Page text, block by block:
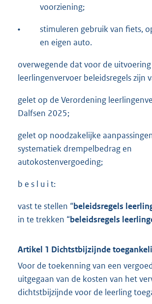
voorziening;
•
stimuleren gebruik van fiets,
en eigen auto.
overwegende dat voor de
leerlingenvervoer beleidsregels zijn
gelet op de Verordening
Dalfsen 2025;
gelet op noodzakelijke
systematiek drempelbedrag en
autokostenvergoeding;
b e s l u i t:
vast te stellen “beleidsregels
in te trekken “beleidsregels
Artikel 1 Dichtstbijzijnde
Voor de toekenning van een
uitgegaan van de kosten van het
dichtstbijzijnde voor de leerling